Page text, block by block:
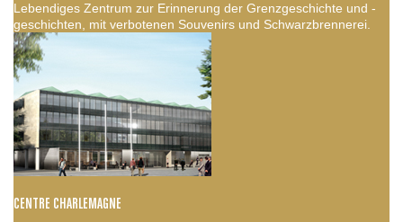
Lebendiges Zentrum zur Erinnerung der Grenzgeschichte und -
geschichten, mit verbotenen Souvenirs und Schwarzbrennerei.
CENTRE CHARLEMAGNE